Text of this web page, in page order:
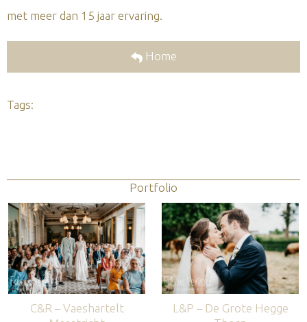
met meer dan 15 jaar ervaring.
Home
Tags:
Portfolio
C&R – Vaeshartelt
L&P – De Grote Hegge